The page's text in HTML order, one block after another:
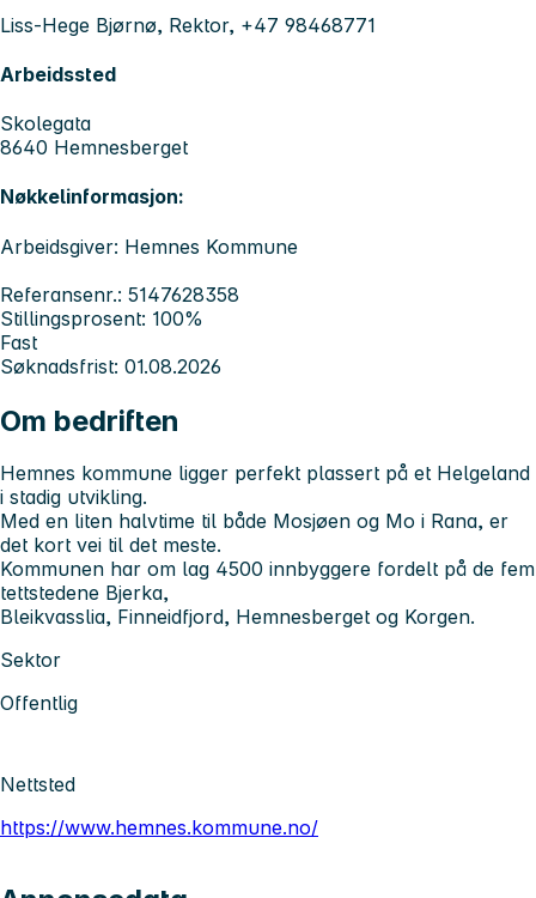
Liss-Hege Bjørnø, Rektor, +47 98468771
Arbeidssted
Skolegata
8640 Hemnesberget
Nøkkelinformasjon:
Arbeidsgiver: Hemnes Kommune
Referansenr.: 5147628358
Stillingsprosent: 100%
Fast
Søknadsfrist: 01.08.2026
Om bedriften
Hemnes kommune ligger perfekt plassert på et Helgeland
i stadig utvikling.
Med en liten halvtime til både Mosjøen og Mo i Rana, er
det kort vei til det meste.
Kommunen har om lag 4500 innbyggere fordelt på de fem
tettstedene Bjerka,
Bleikvasslia, Finneidfjord, Hemnesberget og Korgen.
Sektor
Offentlig
Nettsted
https://www.hemnes.kommune.no/